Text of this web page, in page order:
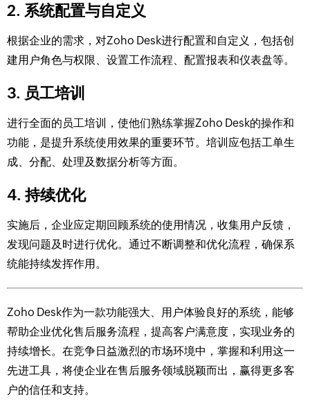
2. 系统配置与自定义
根据企业的需求，对Zoho Desk进行配置和自定义，包括创
建用户角色与权限、设置工作流程、配置报表和仪表盘等。
3. 员工培训
进行全面的员工培训，使他们熟练掌握Zoho Desk的操作和
功能，是提升系统使用效果的重要环节。培训应包括工单生
成、分配、处理及数据分析等方面。
4. 持续优化
实施后，企业应定期回顾系统的使用情况，收集用户反馈，
发现问题及时进行优化。通过不断调整和优化流程，确保系
统能持续发挥作用。
Zoho Desk作为一款功能强大、用户体验良好的系统，能够
帮助企业优化售后服务流程，提高客户满意度，实现业务的
持续增长。在竞争日益激烈的市场环境中，掌握和利用这一
先进工具，将使企业在售后服务领域脱颖而出，赢得更多客
户的信任和支持。